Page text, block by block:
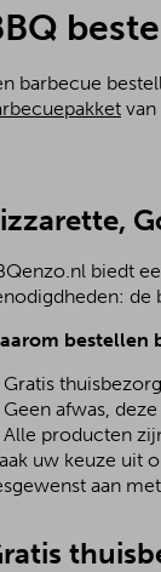
barbecue
biedt
de
bestellen
Gratis
Geen afwas,
Alle producten
uw keuze uit
aan